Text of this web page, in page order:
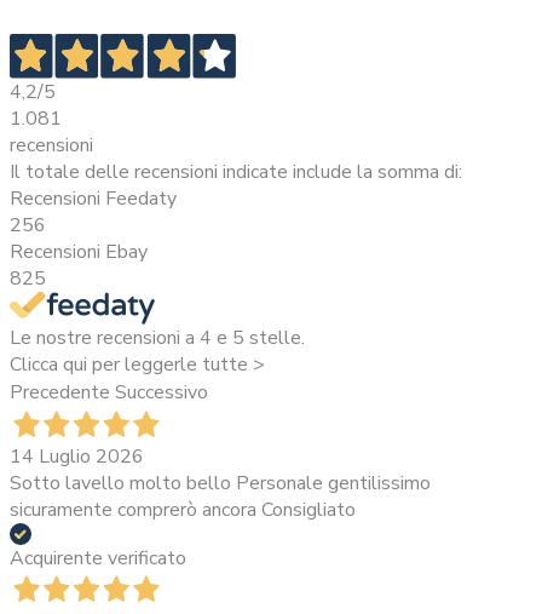
4,2/5
1.081
recensioni
Il totale delle recensioni indicate include la somma di:
Recensioni Feedaty
256
Recensioni Ebay
825
Le nostre recensioni a 4 e 5 stelle.
Clicca qui per leggerle tutte >
Precedente Successivo
14 Luglio 2026
Sotto lavello molto bello Personale gentilissimo
sicuramente comprerò ancora Consigliato
Acquirente verificato